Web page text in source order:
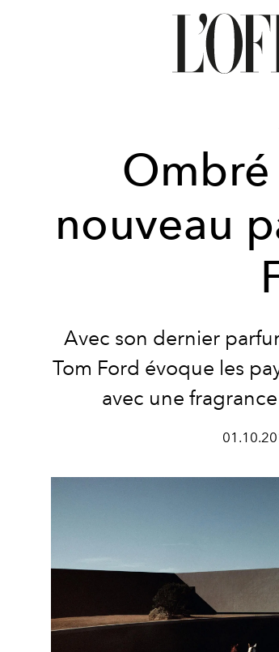
Ombré
nouveau
Avec son dernier
Tom Ford évoque les
avec une